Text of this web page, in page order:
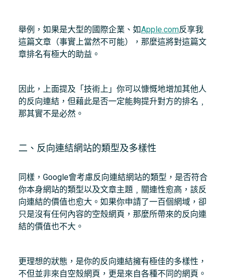
舉例，如果是大型的國際企業、如Apple.com反享我
這篇文章（事實上當然不可能），那麼這將對這篇文
章排名有極大的助益。
因此，上面提及「技術上」你可以慷慨地增加其他人
的反向連結，但藉此是否一定能夠提升對方的排名﹐
那其實不是必然。
二、反向連結網站的類型及多樣性
同樣，Google會考慮反向連結網站的類型，是否符合
你本身網站的類型以及文章主題﹐關連性愈高，該反
向連結的價值也愈大。如果你申請了一百個網域，卻
只是沒有任何內容的空殼網頁，那麼所帶來的反向連
結的價值也不大。
更理想的狀態，是你的反向連結擁有極佳的多樣性，
不但並非來自空殼網頁，更是來自各種不同的網頁。